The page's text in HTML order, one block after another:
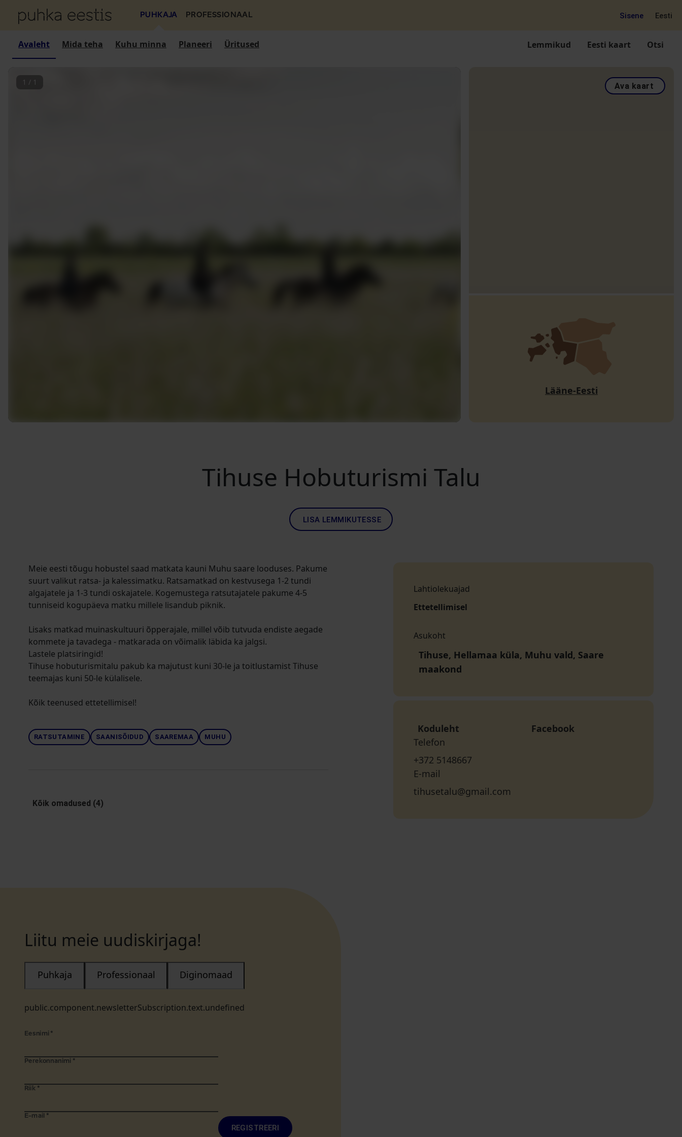
PUHKAJA PROFESSIONAAL Sisene Eesti
Avaleht Mida teha Kuhu minna Planeeri Üritused Lemmikud Eesti kaart Otsi
1 / 1 Ava kaart
Lääne-Eesti
Tihuse Hobuturismi Talu
LISA LEMMIKUTESSE
Meie eesti tõugu hobustel saad matkata kauni Muhu saare looduses. Pakume
suurt valikut ratsa- ja kalessimatku. Ratsamatkad on kestvusega 1-2 tundi
algajatele ja 1-3 tundi oskajatele. Kogemustega ratsutajatele pakume 4-5
tunniseid kogupäeva matku millele lisandub piknik.
Lisaks matkad muinaskultuuri õpperajale, millel võib tutvuda endiste aegade
kommete ja tavadega - matkarada on võimalik läbida ka jalgsi.
Lastele platsiringid!
Tihuse hobuturismitalu pakub ka majutust kuni 30-le ja toitlustamist Tihuse
teemajas kuni 50-le külalisele.
Kõik teenused ettetellimisel!
RATSUTAMINE SAANISÕIDUD SAAREMAA MUHU
Kõik omadused (4)
Lahtiolekuajad
Ettetellimisel
Asukoht
Tihuse, Hellamaa küla, Muhu vald, Saare
maakond
Koduleht
Facebook
Telefon
+372 5148667
E-mail
tihusetalu@gmail.com
Liitu meie uudiskirjaga!
public.component.newsletterSubscription.text.undefined
Puhkaja Professionaal Diginomaad
Eesnimi *
Perekonnanimi *
Riik *
E-mail *
REGISTREERI